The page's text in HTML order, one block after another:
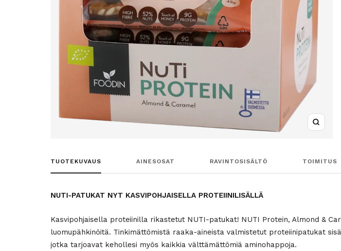
TUOTEKUVAUS AINESOSAT RAVINTOSISÄLTÖ TOIMITUS
NUTI-PATUKAT NYT KASVIPOHJAISELLA PROTEIINILISÄLLÄ
Kasvipohjaisella proteiinilla rikastetut NUTI-patukat! NUTI Protein, Almond &
luomupähkinöitä. Tinkimättömistä raaka-aineista valmistetut proteiinipatukat
jotka tarjoavat kehollesi myös kaikkia välttämättömiä aminohappoja.